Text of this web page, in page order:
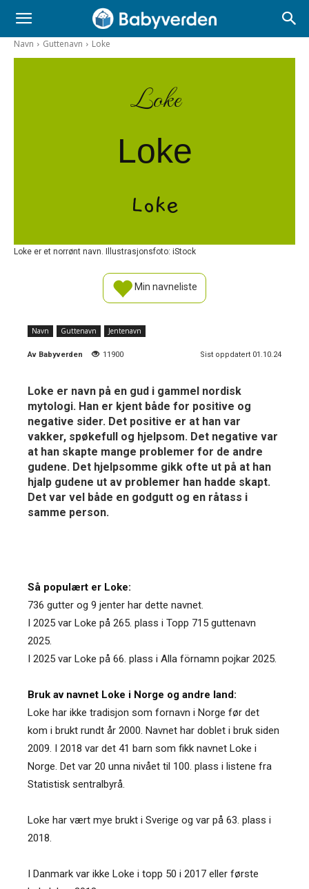
Navn Guttenavn Loke
Loke
Loke
Loke
Loke er et norrønt navn. Illustrasjonsfoto: iStock
Min navneliste
Navn Guttenavn Jentenavn
Av Babyverden 11900 Sist oppdatert 01.10.24
Loke er navn på en gud i gammel nordisk
mytologi. Han er kjent både for positive og
negative sider. Det positive er at han var
vakker, spøkefull og hjelpsom. Det negative var
at han skapte mange problemer for de andre
gudene. Det hjelpsomme gikk ofte ut på at han
hjalp gudene ut av problemer han hadde skapt.
Det var vel både en godgutt og en råtass i
samme person.
Så populært er Loke:
736 gutter og 9 jenter har dette navnet.
I 2025 var Loke på 265. plass i Topp 715 guttenavn
2025.
I 2025 var Loke på 66. plass i Alla förnamn pojkar 2025.
Bruk av navnet Loke i Norge og andre land:
Loke har ikke tradisjon som fornavn i Norge før det
kom i brukt rundt år 2000. Navnet har doblet i bruk siden
2009. I 2018 var det 41 barn som fikk navnet Loke i
Norge. Det var 20 unna nivået til 100. plass i listene fra
Statistisk sentralbyrå.
Loke har vært mye brukt i Sverige og var på 63. plass i
2018.
I Danmark var ikke Loke i topp 50 i 2017 eller første